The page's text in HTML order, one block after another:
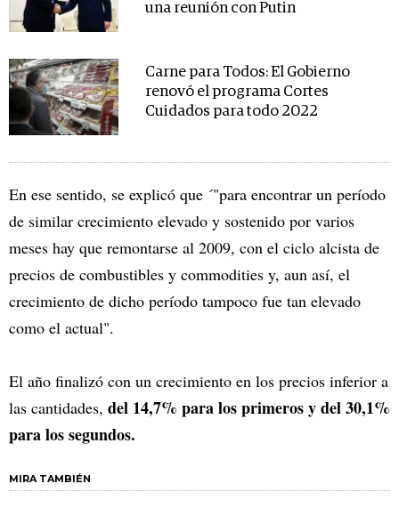
una reunión con Putin
Carne para Todos: El Gobierno
renovó el programa Cortes
Cuidados para todo 2022
En ese sentido, se explicó que ´"para encontrar un período
de similar crecimiento elevado y sostenido por varios
meses hay que remontarse al 2009, con el ciclo alcista de
precios de combustibles y commodities y, aun así, el
crecimiento de dicho período tampoco fue tan elevado
como el actual".
El año finalizó con un crecimiento en los precios inferior a
las cantidades, del 14,7% para los primeros y del 30,1%
para los segundos.
MIRA TAMBIÉN